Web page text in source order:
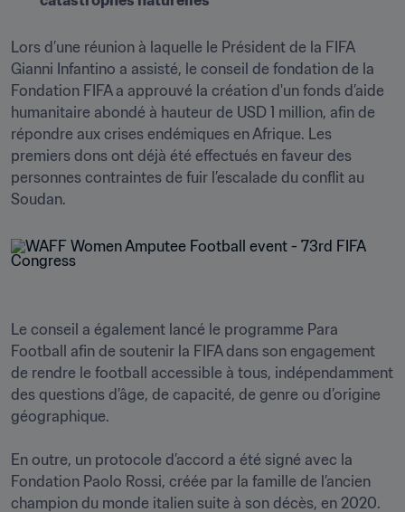
Lors d’une réunion à laquelle le Président de la FIFA
Gianni Infantino a assisté, le conseil de fondation de la
Fondation FIFA a approuvé la création d'un fonds d’aide
humanitaire abondé à hauteur de USD 1 million, afin de
répondre aux crises endémiques en Afrique. Les
premiers dons ont déjà été effectués en faveur des
personnes contraintes de fuir l’escalade du conflit au
Soudan.
Le conseil a également lancé le programme Para
Football afin de soutenir la FIFA dans son engagement
de rendre le football accessible à tous, indépendamment
des questions d’âge, de capacité, de genre ou d’origine
géographique.
En outre, un protocole d’accord a été signé avec la
Fondation Paolo Rossi, créée par la famille de l’ancien
champion du monde italien suite à son décès, en 2020.